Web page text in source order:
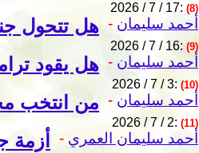
2026 / 7 / 17: (8)
هل تتحول - أحمد سليمان
2026 / 7 / 16: (9)
هل يقود - أحمد سليمان
2026 / 7 / 3: (10)
من انتخب - أحمد سليمان
2026 / 7 / 2: (11)
أزمة - أحمد سليمان العمري